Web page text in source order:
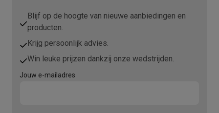
Blijf op de hoogte van nieuwe aanbiedingen en
producten.
Krijg persoonlijk advies.
Win leuke prijzen dankzij onze wedstrijden.
Jouw e-mailadres